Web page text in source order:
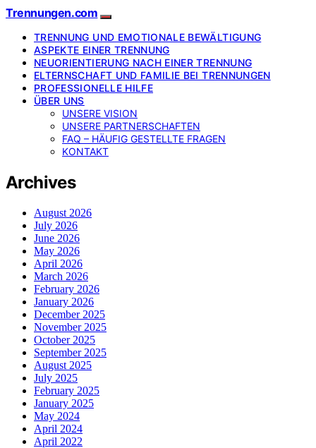
Trennungen.com
TRENNUNG UND EMOTIONALE BEWÄLTIGUNG
ASPEKTE EINER TRENNUNG
NEUORIENTIERUNG NACH EINER TRENNUNG
ELTERNSCHAFT UND FAMILIE BEI TRENNUNGEN
PROFESSIONELLE HILFE
ÜBER UNS
UNSERE VISION
UNSERE PARTNERSCHAFTEN
FAQ – HÄUFIG GESTELLTE FRAGEN
KONTAKT
Archives
August 2026
July 2026
June 2026
May 2026
April 2026
March 2026
February 2026
January 2026
December 2025
November 2025
October 2025
September 2025
August 2025
July 2025
February 2025
January 2025
May 2024
April 2024
April 2022